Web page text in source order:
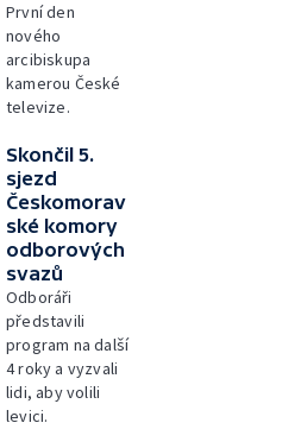
První den
nového
arcibiskupa
kamerou České
televize.
Skončil 5.
sjezd
Českomorav
ské komory
odborových
svazů
Odboráři
představili
program na další
4 roky a vyzvali
lidi, aby volili
levici.